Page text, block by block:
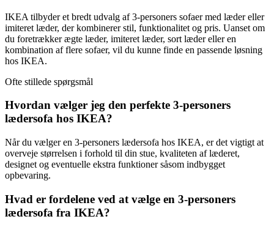
IKEA tilbyder et bredt udvalg af 3-personers sofaer med læder eller
imiteret læder, der kombinerer stil, funktionalitet og pris. Uanset om
du foretrækker ægte læder, imiteret læder, sort læder eller en
kombination af flere sofaer, vil du kunne finde en passende løsning
hos IKEA.
Ofte stillede spørgsmål
Hvordan vælger jeg den perfekte 3-personers
lædersofa hos IKEA?
Når du vælger en 3-personers lædersofa hos IKEA, er det vigtigt at
overveje størrelsen i forhold til din stue, kvaliteten af læderet,
designet og eventuelle ekstra funktioner såsom indbygget
opbevaring.
Hvad er fordelene ved at vælge en 3-personers
lædersofa fra IKEA?